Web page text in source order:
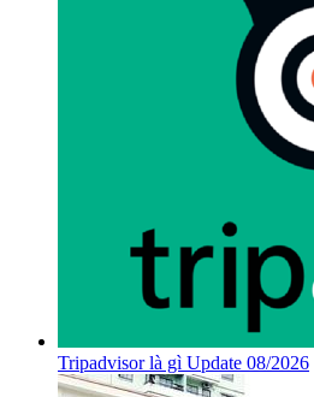
Tripadvisor là gì Update 08/2026